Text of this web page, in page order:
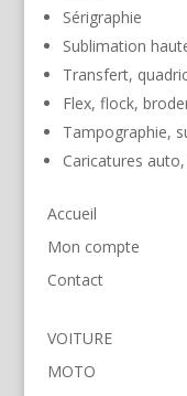
Sérigraphie
Sublimation
Transfert,
Flex, flock,
Tampographie,
Caricatures
Accueil
Mon compte
Contact
VOITURE
MOTO